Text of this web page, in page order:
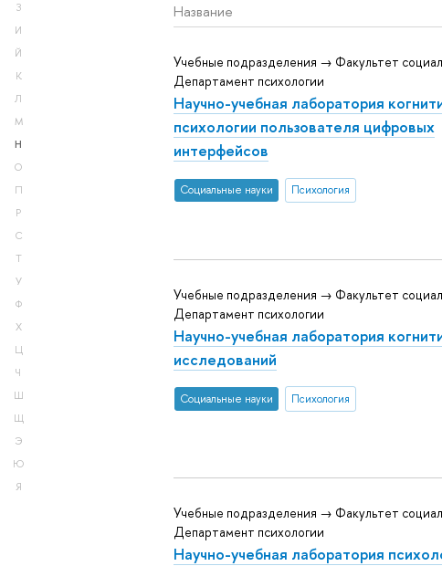
З
И
Й
К
Л
М
Н
О
П
Р
С
Т
У
Ф
Х
Ц
Ч
Ш
Щ
Э
Ю
Я
Название
Учебные подразделения → Факультет
Департамент психологии
Научно-учебная лаборатория
психологии пользователя цифровых
интерфейсов
Социальные науки Психология
Учебные подразделения → Факультет
Департамент психологии
Научно-учебная лаборатория
исследований
Социальные науки Психология
Учебные подразделения → Факультет
Департамент психологии
Научно-учебная лаборатория